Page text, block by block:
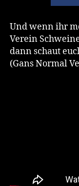
Und wenn ihr
Verein
dann schaut
(Gans Normal